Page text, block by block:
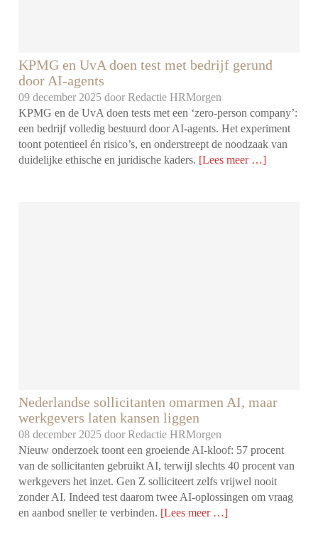
KPMG en UvA doen test met bedrijf gerund
door AI-agents
09 december 2025 doorRedactie HRMorgen
KPMG en de UvA doen tests met een ‘zero-person company’:
een bedrijf volledig bestuurd door AI-agents. Het experiment
toont potentieel én risico’s, en onderstreept de noodzaak van
duidelijke ethische en juridische kaders. [Lees meer …]
Nederlandse sollicitanten omarmen AI, maar
werkgevers laten kansen liggen
08 december 2025 doorRedactie HRMorgen
Nieuw onderzoek toont een groeiende AI-kloof: 57 procent
van de sollicitanten gebruikt AI, terwijl slechts 40 procent van
werkgevers het inzet. Gen Z solliciteert zelfs vrijwel nooit
zonder AI. Indeed test daarom twee AI-oplossingen om vraag
en aanbod sneller te verbinden. [Lees meer …]